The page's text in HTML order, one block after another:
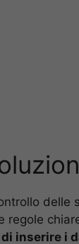
delle
regole
inserire i